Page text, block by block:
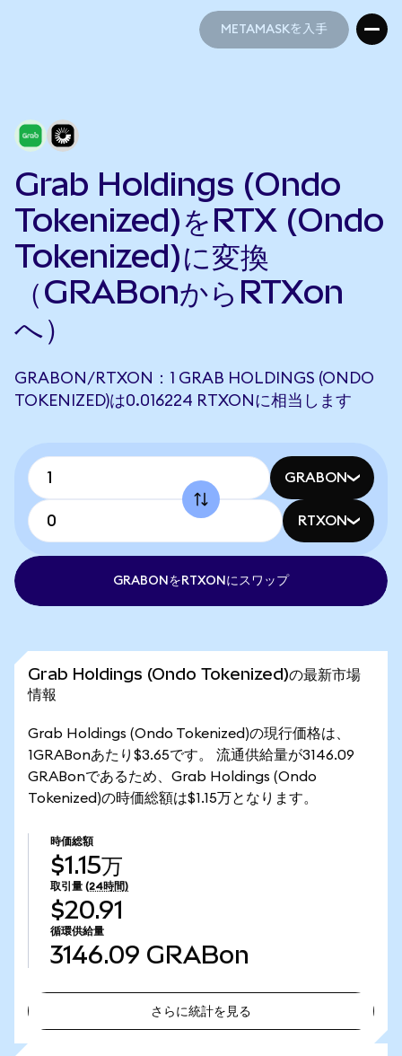
METAMASKを入手
Grab Holdings (Ondo
Tokenized)をRTX (Ondo
Tokenized)に変換
（GRABonからRTXon
へ）
GRABON/RTXON：1 GRAB HOLDINGS (ONDO
TOKENIZED)は0.016224 RTXONに相当します
GRABON
RTXON
GRABONをRTXONにスワップ
Grab Holdings (Ondo Tokenized)の最新市場
情報
Grab Holdings (Ondo Tokenized)の現行価格は、
1GRABonあたり$3.65です。 流通供給量が3146.09
GRABonであるため、Grab Holdings (Ondo
Tokenized)の時価総額は$1.15万となります。
時価総額
$1.15万
取引量 (24時間)
$20.91
循環供給量
3146.09 GRABon
さらに統計を見る